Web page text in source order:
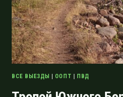
ВСЕ ВЫЕЗДЫ | ООПТ | ПВД